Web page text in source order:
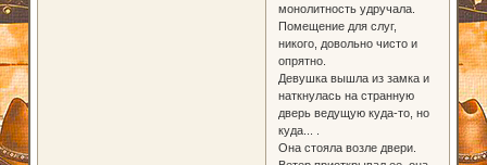
монолитность удручала.
Помещение для слуг,
никого, довольно чисто и
опрятно.
Девушка вышла из замка и
наткнулась на странную
дверь ведущую куда-то, но
куда... .
Она стояла возле двери.